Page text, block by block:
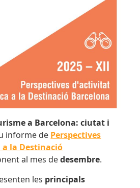
a Barcelona: ciutat i
informe de Perspectives
la Destinació
al mes dedesembre.
les principals